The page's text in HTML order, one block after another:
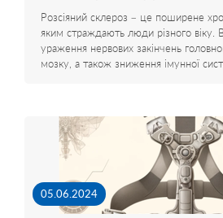
Розсіяний склероз – це поширене
яким страждають люди різного віку.
ураження нервових закінчень
мозку, а також зниження імунної
05.06.2024